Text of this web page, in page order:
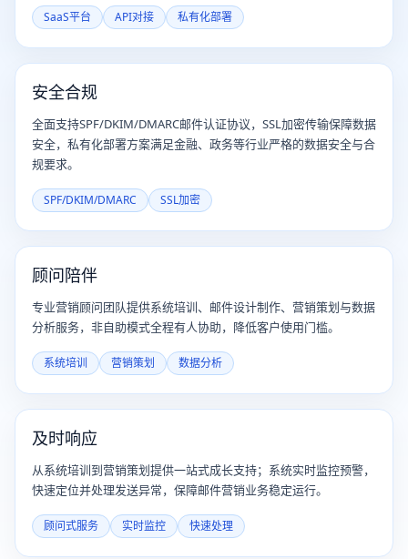
SaaS平台 API对接 私有化部署
安全合规
全面支持SPF/DKIM/DMARC邮件认证协议，SSL加密传输保障数据
安全，私有化部署方案满足金融、政务等行业严格的数据安全与合
规要求。
SPF/DKIM/DMARC SSL加密
顾问陪伴
专业营销顾问团队提供系统培训、邮件设计制作、营销策划与数据
分析服务，非自助模式全程有人协助，降低客户使用门槛。
系统培训 营销策划 数据分析
及时响应
从系统培训到营销策划提供一站式成长支持；系统实时监控预警，
快速定位并处理发送异常，保障邮件营销业务稳定运行。
顾问式服务 实时监控 快速处理